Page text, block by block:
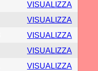
VISUALIZZA
VISUALIZZA
VISUALIZZA
VISUALIZZA
VISUALIZZA